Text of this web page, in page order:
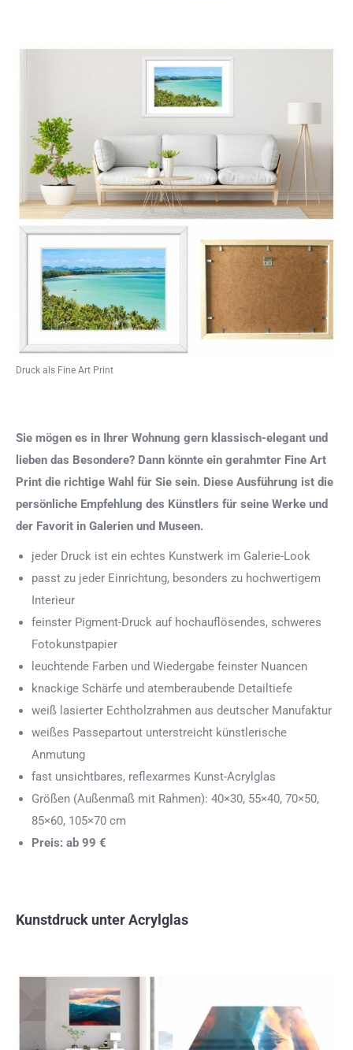
Druck als Fine Art Print
Sie mögen es in Ihrer Wohnung gern klassisch-elegant und
lieben das Besondere? Dann könnte ein gerahmter Fine Art
Print die richtige Wahl für Sie sein. Diese Ausführung ist die
persönliche Empfehlung des Künstlers für seine Werke und
der Favorit in Galerien und Museen.
jeder Druck ist ein echtes Kunstwerk im Galerie-Look
passt zu jeder Einrichtung, besonders zu hochwertigem
Interieur
feinster Pigment-Druck auf hochauflösendes, schweres
Fotokunstpapier
leuchtende Farben und Wiedergabe feinster Nuancen
knackige Schärfe und atemberaubende Detailtiefe
weiß lasierter Echtholzrahmen aus deutscher Manufaktur
weißes Passepartout unterstreicht künstlerische
Anmutung
fast unsichtbares, reflexarmes Kunst-Acrylglas
Größen (Außenmaß mit Rahmen): 40×30, 55×40, 70×50,
85×60, 105×70 cm
Preis: ab 99 €
Kunstdruck unter Acrylglas